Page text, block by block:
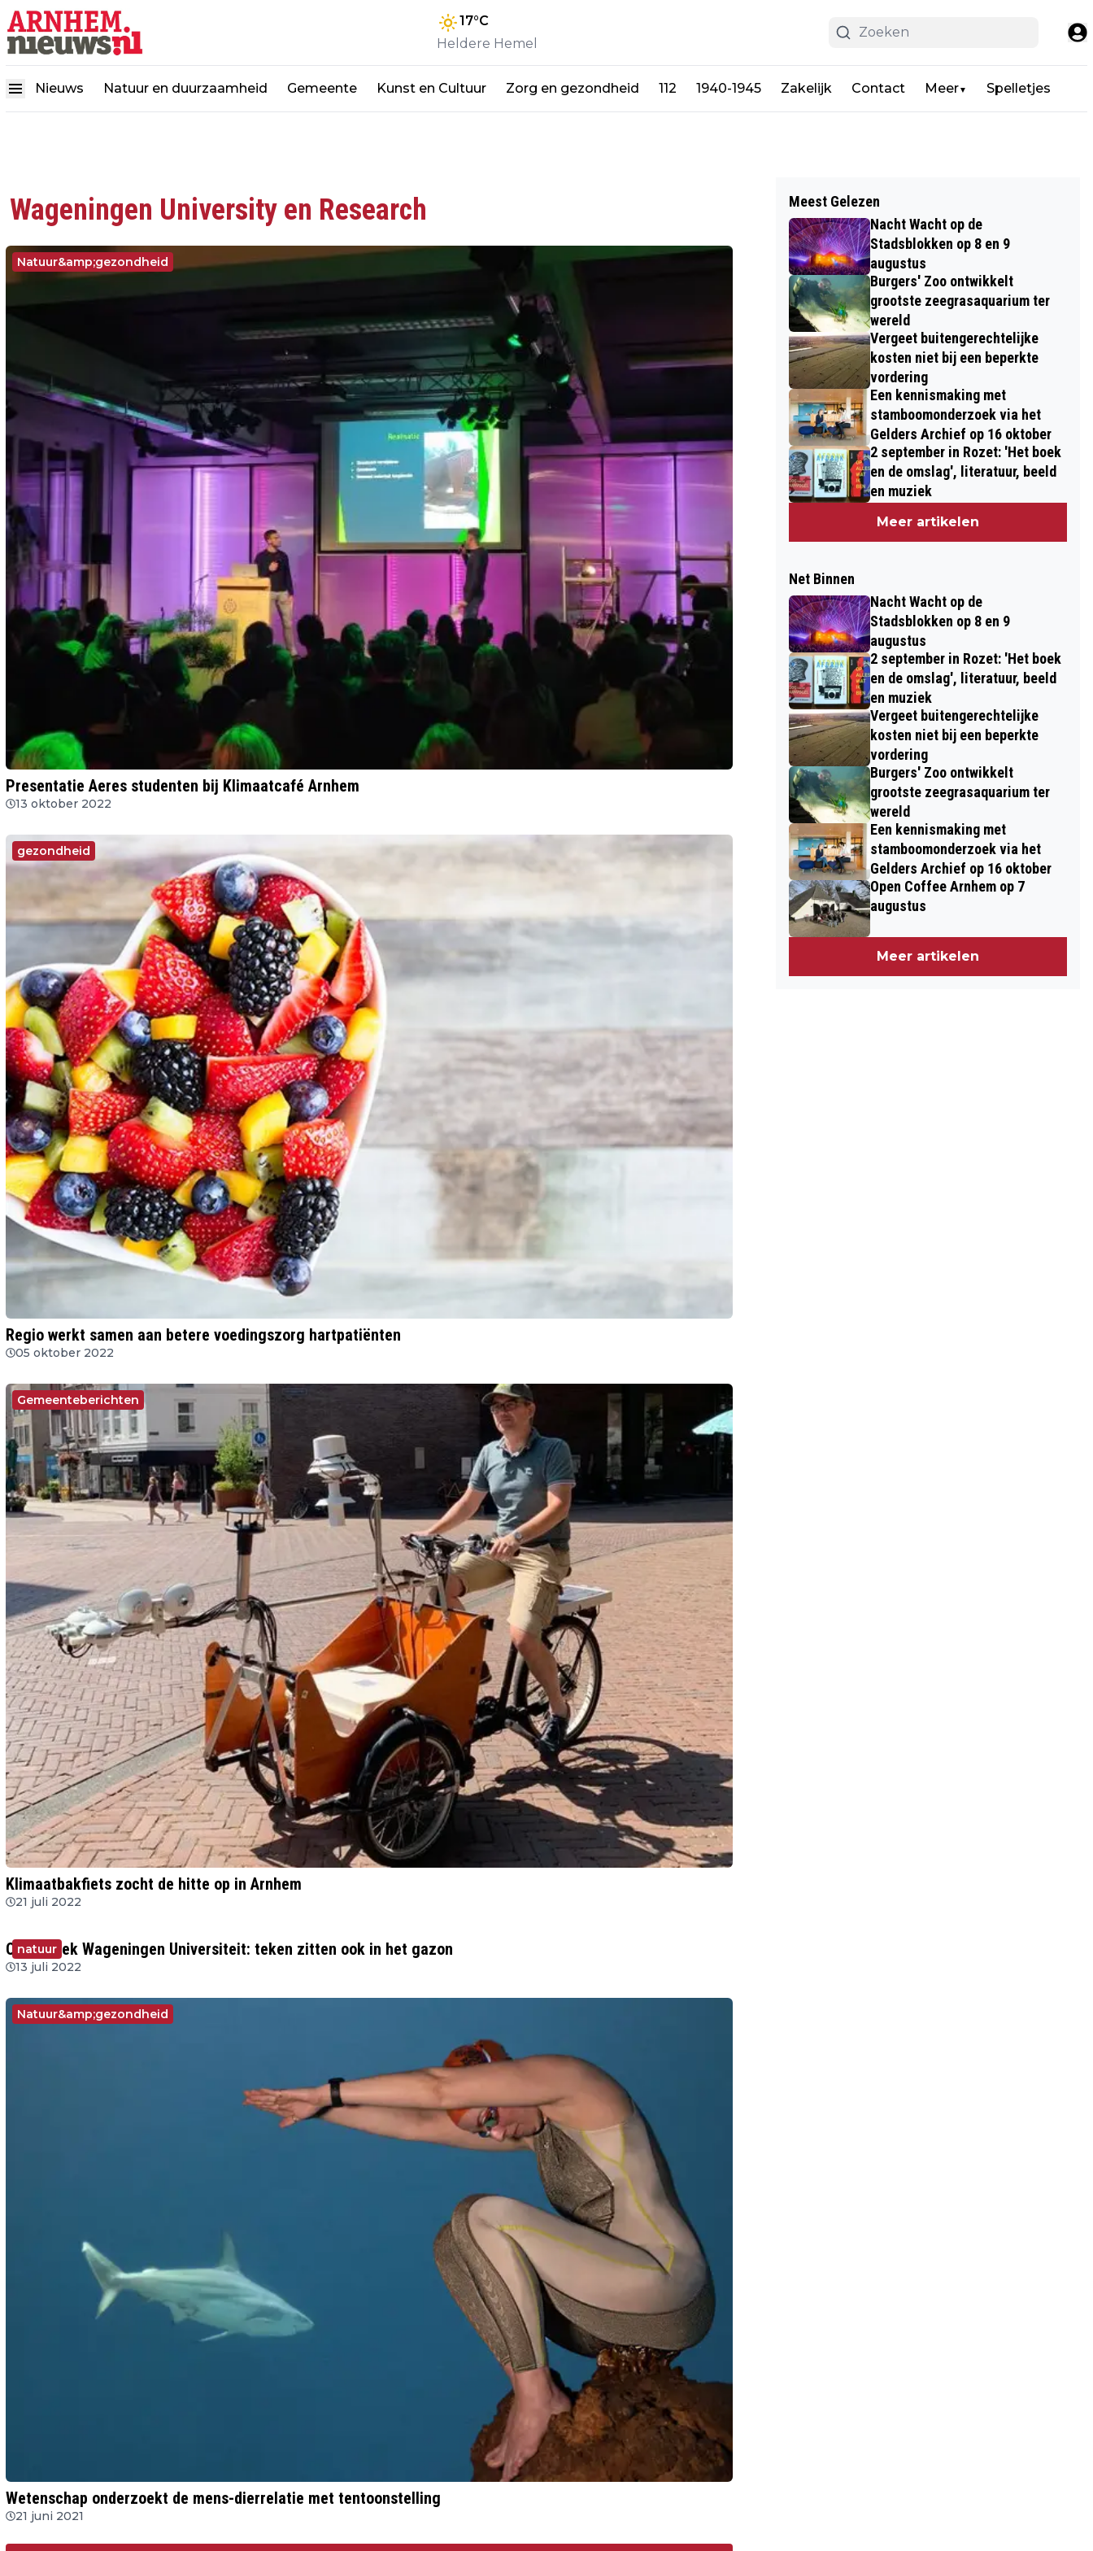
17°C
Heldere Hemel
Nieuws Natuur en duurzaamheid Gemeente Kunst en Cultuur Zorg en gezondheid 112 1940-1945 Zakelijk Contact Meer▼ Spelletjes
Wageningen University en Research
Natuur&amp;gezondheid
Presentatie Aeres studenten bij Klimaatcafé Arnhem
13 oktober 2022
gezondheid
Regio werkt samen aan betere voedingszorg hartpatiënten
05 oktober 2022
Gemeenteberichten
Klimaatbakfiets zocht de hitte op in Arnhem
21 juli 2022
natuur
Onderzoek Wageningen Universiteit: teken zitten ook in het gazon
13 juli 2022
Natuur&amp;gezondheid
Wetenschap onderzoekt de mens-dierrelatie met tentoonstelling
21 juni 2021
Meest Gelezen
Nacht Wacht op de
Stadsblokken op 8 en 9
augustus
Burgers' Zoo ontwikkelt
grootste zeegrasaquarium ter
wereld
Vergeet buitengerechtelijke
kosten niet bij een beperkte
vordering
Een kennismaking met
stamboomonderzoek via het
Gelders Archief op 16 oktober
2 september in Rozet: 'Het boek
en de omslag', literatuur, beeld
en muziek
Meer artikelen
Net Binnen
Nacht Wacht op de
Stadsblokken op 8 en 9
augustus
2 september in Rozet: 'Het boek
en de omslag', literatuur, beeld
en muziek
Vergeet buitengerechtelijke
kosten niet bij een beperkte
vordering
Burgers' Zoo ontwikkelt
grootste zeegrasaquarium ter
wereld
Een kennismaking met
stamboomonderzoek via het
Gelders Archief op 16 oktober
Open Coffee Arnhem op 7
augustus
Meer artikelen